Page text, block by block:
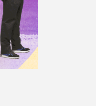
φορές
στην
(αφού
αν όχι και
Σήμερα
Επαίρεται